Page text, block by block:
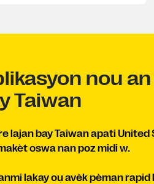
nou
Taiwan
lajan bay Taiwan apati
oswa nan poz midi w.
lakay ou avèk pèman